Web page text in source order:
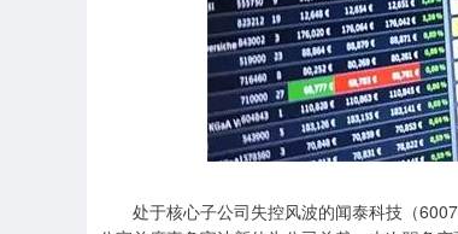
处于核心子公司失控风波的闻泰科技（
深证成指 14311.01